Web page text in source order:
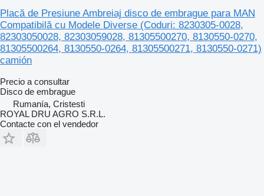
Placă de Presiune Ambreiaj disco de embrague para MAN
Compatibilă cu Modele Diverse (Coduri: 8230305-0028,
82303050028, 82303059028, 81305500270, 8130550-0270,
81305500264, 8130550-0264, 81305500271, 8130550-0271)
camión
Precio a consultar
Disco de embrague
Rumanía, Cristesti
ROYAL DRU AGRO S.R.L.
Contacte con el vendedor